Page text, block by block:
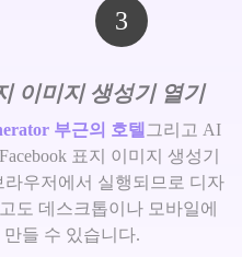
3
이미지 생성기 열기
부근의 호텔 그리고 AI
표지 이미지 생성기
우저에서 실행되므로 디자
도 데스크톱이나 모바일에
만들 수 있습니다.